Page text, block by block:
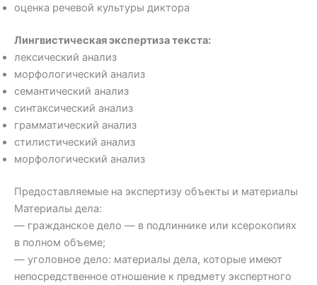
оценка речевой культуры диктора
Лингвистическая экспертиза текста:
лексический анализ
морфологический анализ
семантический анализ
синтаксический анализ
грамматический анализ
стилистический анализ
морфологический анализ
Предоставляемые на экспертизу объекты и материалы
Материалы дела:
— гражданское дело — в подлиннике или ксерокопиях
в полном объеме;
— уголовное дело: материалы дела, которые имеют
непосредственное отношение к предмету экспертного